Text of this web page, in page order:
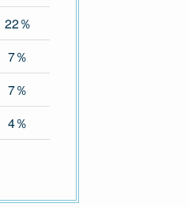
22％
7％
7％
4％